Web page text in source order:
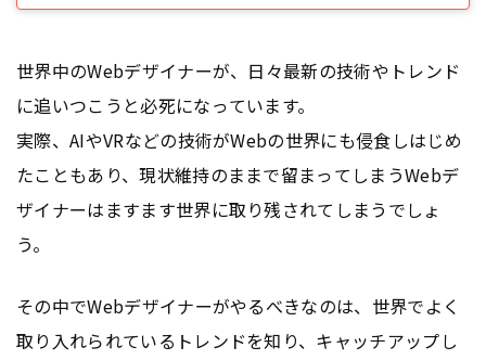
世界中のWebデザイナーが、日々最新の技術やトレンド
に追いつこうと必死になっています。
実際、AIやVRなどの技術がWebの世界にも侵食しはじめ
たこともあり、現状維持のままで留まってしまうWebデ
ザイナーはますます世界に取り残されてしまうでしょ
う。
その中でWebデザイナーがやるべきなのは、世界でよく
取り入れられているトレンドを知り、キャッチアップし